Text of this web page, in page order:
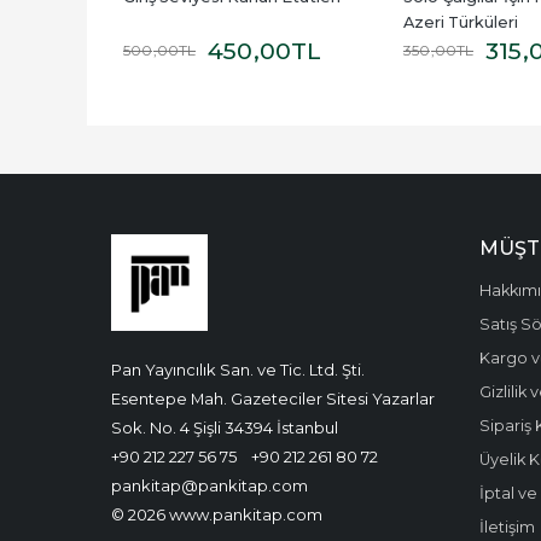
500,00TL 450,00TL
Azeri Türküleri
350,00TL 315
Pan Yayıncılık San. ve Tic. Ltd. Şti.
Esentepe Mah. Gazeteciler Sitesi Yazarlar
Sok. No. 4 Şişli 34394 İstanbul
+90 212 227 56 75
+90 212 261 80 72
pankitap@pankitap.com
© 2026 www.pankitap.com
Satış
Kargo
Gizlilik
Sipariş
Üyelik
İptal
İletişim